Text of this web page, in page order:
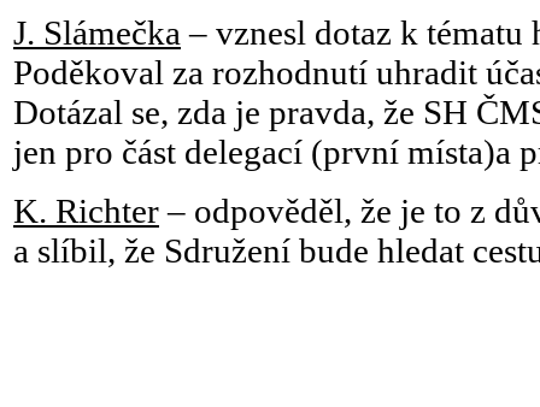
J. Slámečka – vznesl dotaz k tématu
Poděkoval za rozhodnutí uhradit
Dotázal se, zda je pravda, že SH
jen pro část delegací (první místa)a
K. Richter– odpověděl, že je to z
a slíbil, že Sdružení bude hledat